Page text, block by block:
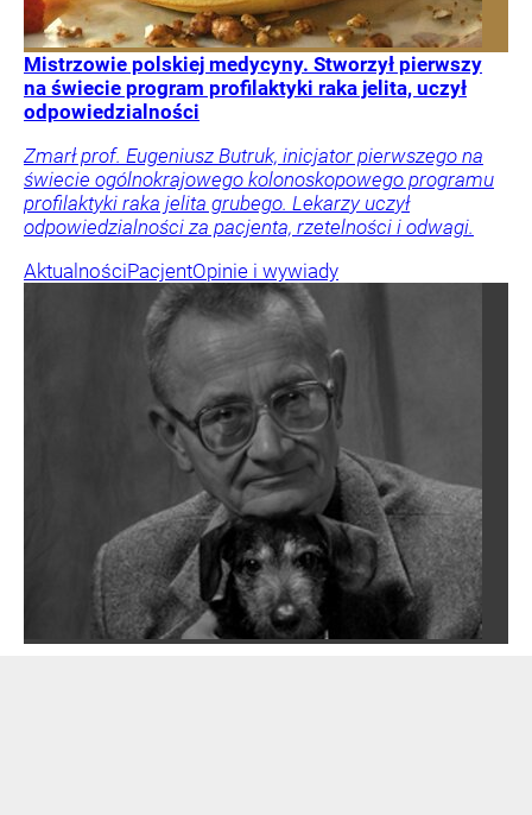
Mistrzowie polskiej medycyny. Stworzył pierwszy
na świecie program profilaktyki raka jelita, uczył
odpowiedzialności
Zmarł prof. Eugeniusz Butruk, inicjator pierwszego na
świecie ogólnokrajowego kolonoskopowego programu
profilaktyki raka jelita grubego. Lekarzy uczył
odpowiedzialności za pacjenta, rzetelności i odwagi.
AktualnościPacjentOpinie i wywiady